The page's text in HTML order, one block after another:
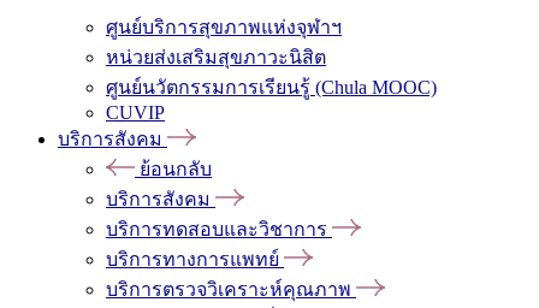
ศูนย์บริการสุขภาพแห่งจุฬาฯ
หน่วยส่งเสริมสุขภาวะนิสิต
ศูนย์นวัตกรรมการเรียนรู้ (Chula MOOC)
CUVIP
บริการสังคม
ย้อนกลับ
บริการสังคม
บริการทดสอบและวิชาการ
บริการทางการแพทย์
บริการตรวจวิเคราะห์คุณภาพ